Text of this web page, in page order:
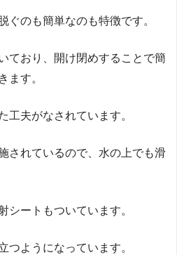
ぐのも簡単なのも特徴です。
ており、開け閉めすることで簡
ます。
工夫がなされています。
されているので、水の上でも滑
シートもついています。
つようになっています。